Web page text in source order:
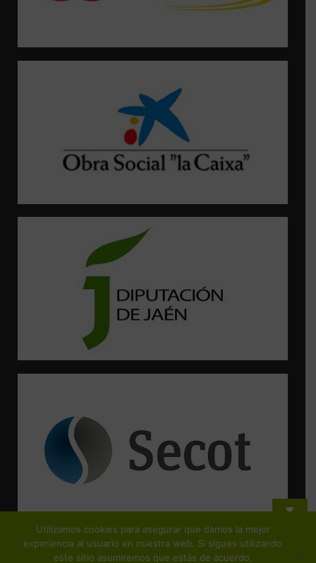
▼
¡Suscríbete y no te pierdas ninguna de nuestras actividades!
Utilizamos cookies para asegurar que damos la mejor
experiencia al usuario en nuestra web. Si sigues utilizando
este sitio asumiremos que estás de acuerdo.